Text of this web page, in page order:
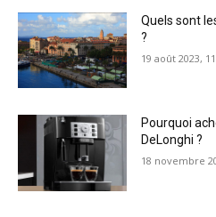
Quels sont
?
19 août 2023,
Pourquoi
DeLonghi ?
18 novembre